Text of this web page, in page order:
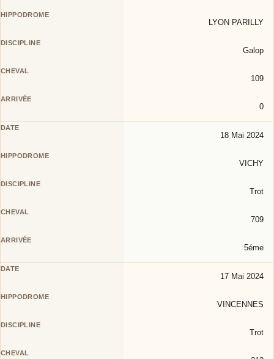
LYON PARILLY
Galop
109
0
18 Mai 2024
VICHY
Trot
709
5éme
17 Mai 2024
VINCENNES
Trot